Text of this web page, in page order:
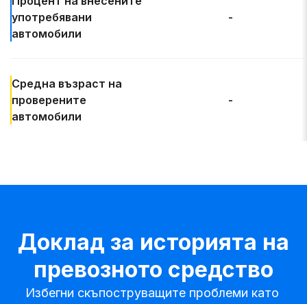
употребявани
автомобили
-
Средна възраст на
проверените
автомобили
-
Доклад за историята на
превозното средство
Избегни скъпоструващите проблеми като